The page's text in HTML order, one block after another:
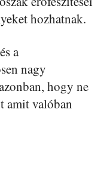
hozhatnak.
a
nagy
hogy ne
amit valóban